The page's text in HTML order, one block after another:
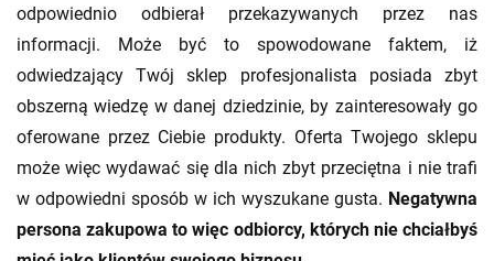
odpowiednio odbierał przekazywanych przez nas
informacji. Może być to spowodowane faktem, iż
odwiedzający Twój sklep profesjonalista posiada zbyt
obszerną wiedzę w danej dziedzinie, by zainteresowały go
oferowane przez Ciebie produkty. Oferta Twojego sklepu
może więc wydawać się dla nich zbyt przeciętna i nie trafi
w odpowiedni sposób w ich wyszukane gusta. Negatywna
persona zakupowa to więc odbiorcy, których nie chciałbyś